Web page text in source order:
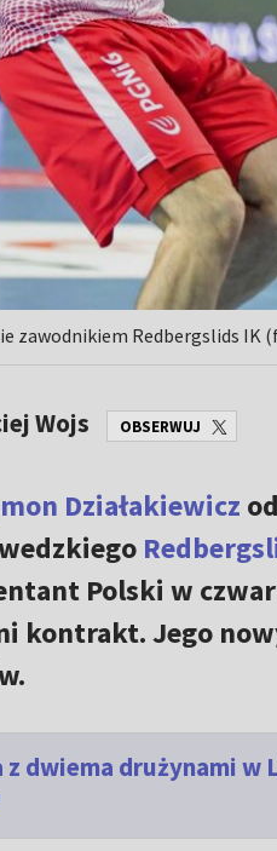
zawodnikiem Redbergslids
Wojs OBSERWUJ
Działakiewicz
Polski w
kontrakt. Jego
z dwiema drużynami w